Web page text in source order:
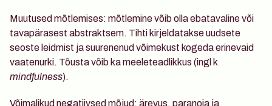
Muutused mõtlemises: mõtlemine võib olla ebatavaline või
tavapärasest abstraktsem. Tihti kirjeldatakse uudsete
seoste leidmist ja suurenenud võimekust kogeda erinevaid
vaatenurki. Tõusta võib ka meeleteadlikkus (ingl k
mindfulness).